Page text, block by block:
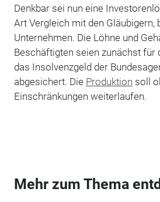
Denkbar sei nun eine
Art Vergleich mit den Gläubigern,
Unternehmen. Die Löhne und
Beschäftigten seien zunächst für
das Insolvenzgeld der
abgesichert. Die Produktion soll
Einschränkungen weiterlaufen.
Mehr zum Thema